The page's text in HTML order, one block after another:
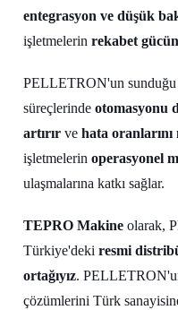
entegrasyon ve düşük
işletmelerin rekabet
PELLETRON'un
süreçlerinde otomasyonu
artırır ve hata
işletmelerin operasyonel
ulaşmalarına katkı sağlar.
TEPRO Makine olarak,
Türkiye'deki resmi
ortağıyız.
çözümlerini Türk